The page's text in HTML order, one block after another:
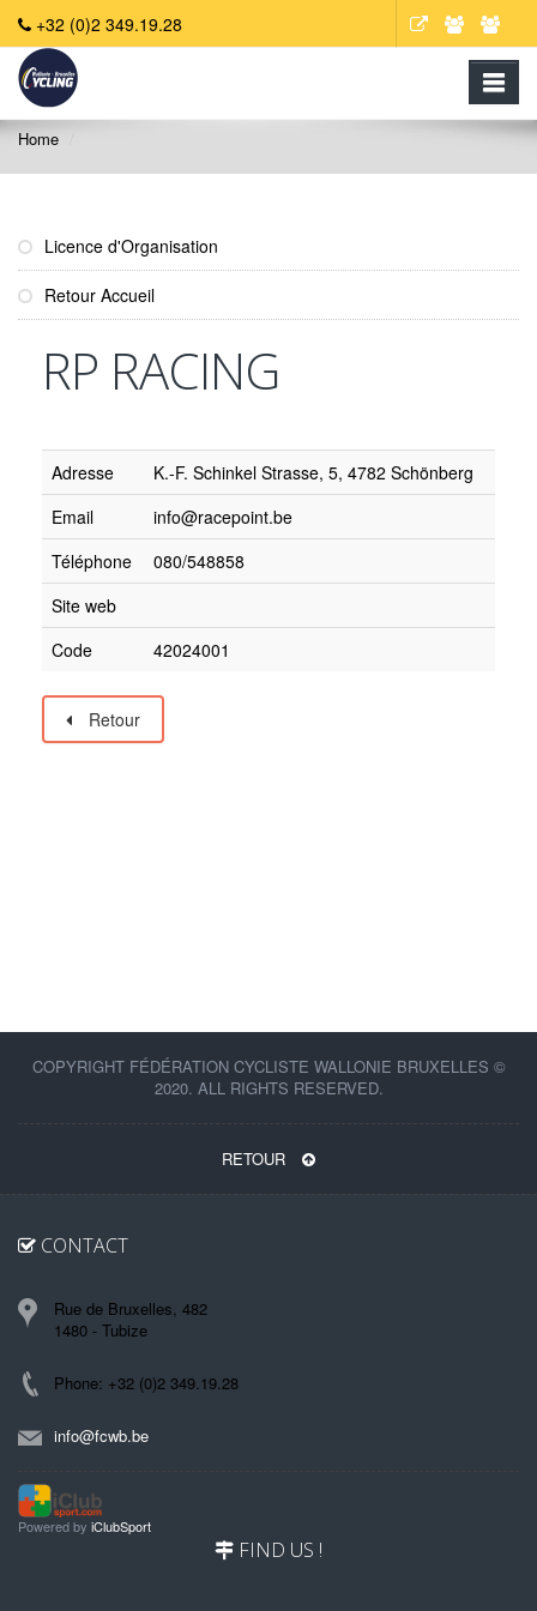
+32 (0)2 349.19.28
Home
Licence d'Organisation
Retour Accueil
RP RACING
Adresse
K.-F. Schinkel Strasse, 5, 4782 Schönberg
Email
info@racepoint.be
Téléphone
080/548858
Site web
Code
42024001
Retour
COPYRIGHT FÉDÉRATION CYCLISTE WALLONIE BRUXELLES ©
2020. ALL RIGHTS RESERVED.
RETOUR
CONTACT
Rue de Bruxelles, 482
1480 - Tubize
Phone: +32 (0)2 349.19.28
info@fcwb.be
Powered by iClubSport
FIND US !